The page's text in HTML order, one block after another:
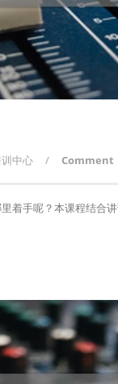
中心 / Comment
着手呢？本课程结合